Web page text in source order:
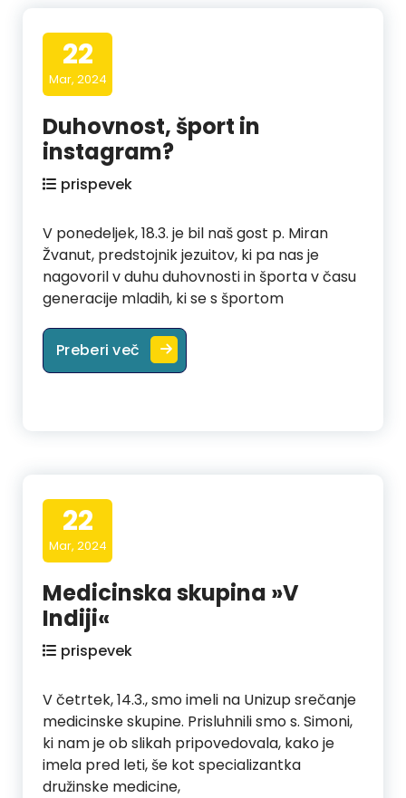
22
Mar, 2024
Duhovnost, šport in
instagram?
prispevek
V ponedeljek, 18.3. je bil naš gost p. Miran
Žvanut, predstojnik jezuitov, ki pa nas je
nagovoril v duhu duhovnosti in športa v času
generacije mladih, ki se s športom
Preberi več Duhovnost, šport in instagram?
22
Mar, 2024
Medicinska skupina »V
Indiji«
prispevek
V četrtek, 14.3., smo imeli na Unizup srečanje
medicinske skupine. Prisluhnili smo s. Simoni,
ki nam je ob slikah pripovedovala, kako je
imela pred leti, še kot specializantka
družinske medicine,